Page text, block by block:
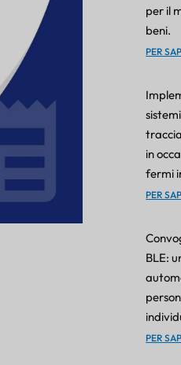
per il
beni.
PER
in
fermi
PER
BLE:
PER